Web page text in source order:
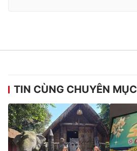
TIN CÙNG CHUYÊN MỤC